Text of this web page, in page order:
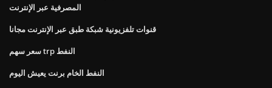
المصرفية عبر الإنترنت
قنوات تلفزيونية شبكة طبق عبر الإنترنت مجانا
سعر سهم trp النفط
النفط الخام برنت يعيش اليوم